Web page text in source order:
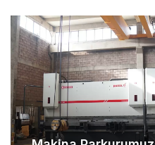
Makina Parkurumuz